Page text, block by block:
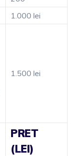
1.000 lei
1.500 lei
PRET
(LEI)